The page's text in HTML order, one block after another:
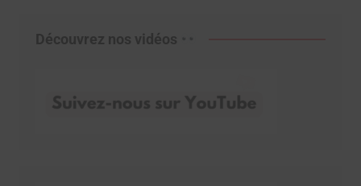
Découvrez nos vidéos